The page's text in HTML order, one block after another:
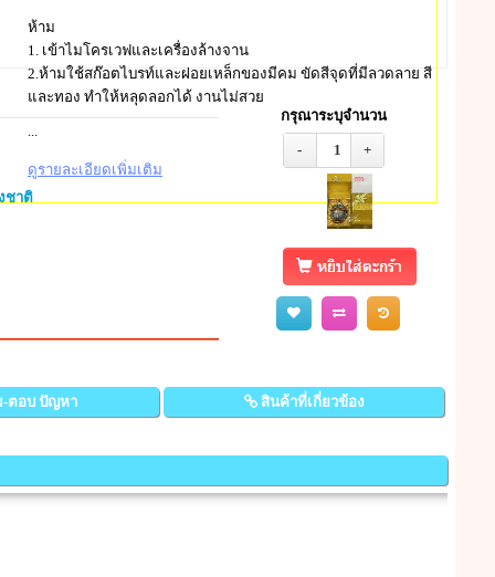
ห้าม
1. เข้าไมโครเวฟและเครื่องล้างจาน
2.ห้ามใช้สก๊อตไบรท์และฝอยเหล็กของมีคม ขัดสีจุดที่มีลวดลาย สี
และทอง ทำให้หลุดลอกได้ งานไม่สวย
ดูรายละเอียดเพิ่มเติม
ชาติ
กรุณาระบุจำนวน
- 1 +
-ตอบ ปัญหา สินค้าที่เกี่ยวข้อง